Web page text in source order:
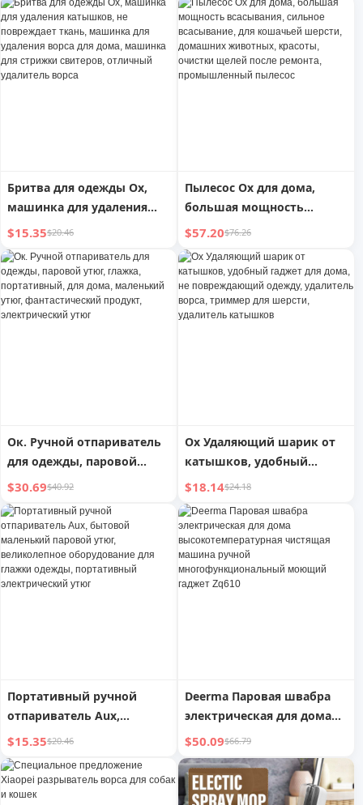
дезодорирующий,
универсальный
декоративный стиль
Бритва для одежды Ox,
машинка для удаления
катышков, не повреждает
ткань, машинка для
удаления ворса для дома,
машинка для стрижки
свитеров, отличный
удалитель ворса
$15.35$20.46
Пылесос Ox для дома,
большая мощность
всасывания, сильное
всасывание, для кошачьей
шерсти, домашних
животных, красоты,
очистки щелей после
ремонта, промышленный
$57.20$76.26
Ок. Ручной отпариватель
для одежды, паровой
утюг, глажка,
портативный, для дома,
маленький утюг,
фантастический продукт,
электрический утюг
$30.69$40.92
Ox Удаляющий шарик от
катышков, удобный
гаджет для дома, не
повреждающий одежду,
удалитель ворса, триммер
для шерсти, удалитель
катышков
$18.14$24.18
Портативный ручной
отпариватель Aux,
бытовой маленький
паровой утюг,
великолепное
оборудование для глажки
$15.35$20.46
Deerma Паровая швабра
электрическая для дома
высокотемпературная
чистящая машина ручной
многофункциональный
моющий гаджет Zq610
$50.09$66.79